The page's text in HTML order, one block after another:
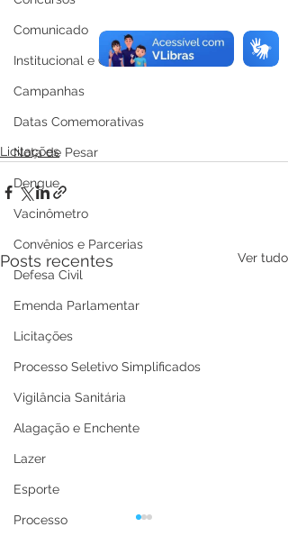
Comunicado
Institucional e Governo
Campanhas
Datas Comemorativas
Nota de Pesar
Dengue
Vacinômetro
Convênios e Parcerias
Defesa Civil
Emenda Parlamentar
Licitações
Processo Seletivo Simplificados
Vigilância Sanitária
Alagação e Enchente
Lazer
Esporte
Processo
Licitações
Posts recentes Ver tudo